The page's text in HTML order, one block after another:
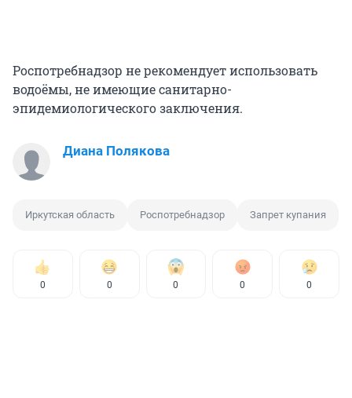
Роспотребнадзор не рекомендует использовать
водоёмы, не имеющие санитарно-
эпидемиологического заключения.
Диана Полякова
Иркутская область Роспотребнадзор Запрет купания
0 0 0 0 0